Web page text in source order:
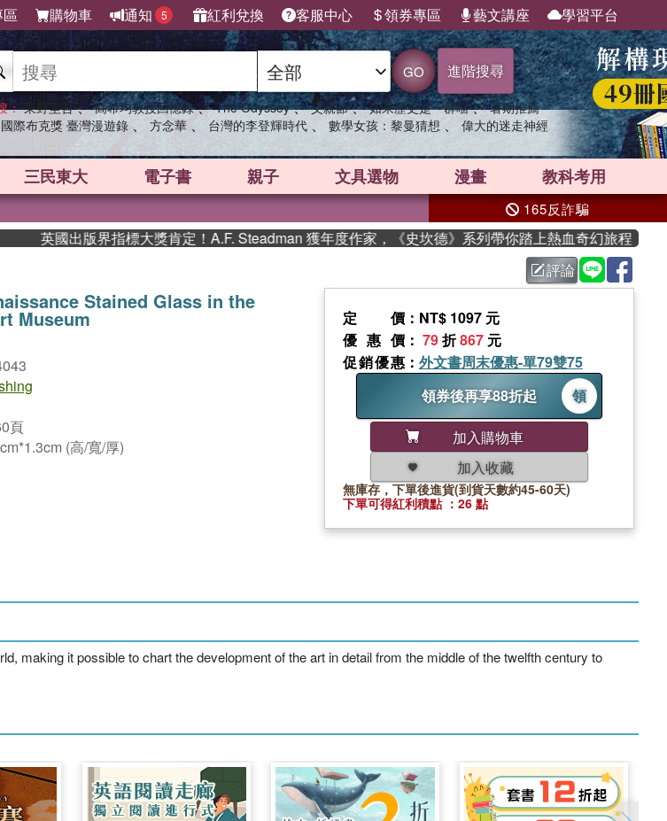
購物車 通知 5 紅利兌換 客服中心 領券專區 藝文講座 學習平台
GO 進階搜尋
： 東野圭吾 、 高希均教授回憶錄 、 The Odyssey 、 父親節 、 如果歷史是一群喵 、 暑期推薦
國際布克獎 臺灣漫遊錄 、 方念華 、 台灣的李登輝時代 、 數學女孩：黎曼猜想 、 偉大的迷走神經
三民東大 電子書 親子 文具選物 漫畫 教科考用
165反詐騙
英國出版界指標大獎肯定！A.F. Steadman 獲年度作家，《史坎德》系列帶你踏上熱血奇幻旅程
評論
Stained Glass in the
Museum
頁
(高/寬/厚)
定價 ：NT$ 1097 元
優惠價 ： 79折867 元
促銷優惠 ： 外文書周末優惠-單79雙75
領券後再享88折起
領
加入購物車
加入收藏
無庫存，下單後進貨(到貨天數約45-60天)
下單可得紅利積點 ：26 點
making it possible to chart the development of the art in detail from the middle of the twelfth century to